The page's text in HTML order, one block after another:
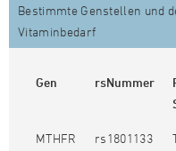
Bestimmte Genstellen und
Vitaminbedarf
Gen rsNummer
MTHFR rs1801133